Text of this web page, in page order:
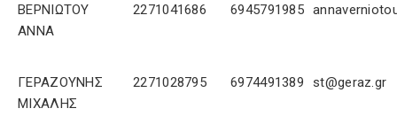
ΒΕΡΝΙΩΤΟΥ
ΑΝΝΑ
2271041686 6945791985
ΓΕΡΑΖΟΥΝΗΣ
ΜΙΧΑΛΗΣ
2271028795 6974491389 st@geraz.gr